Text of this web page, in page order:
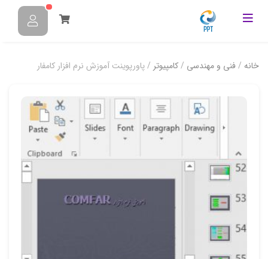
خانه /فنی و مهندسی /کامپیوتر / پاورپوینت آموزش نرم افزار کامفار